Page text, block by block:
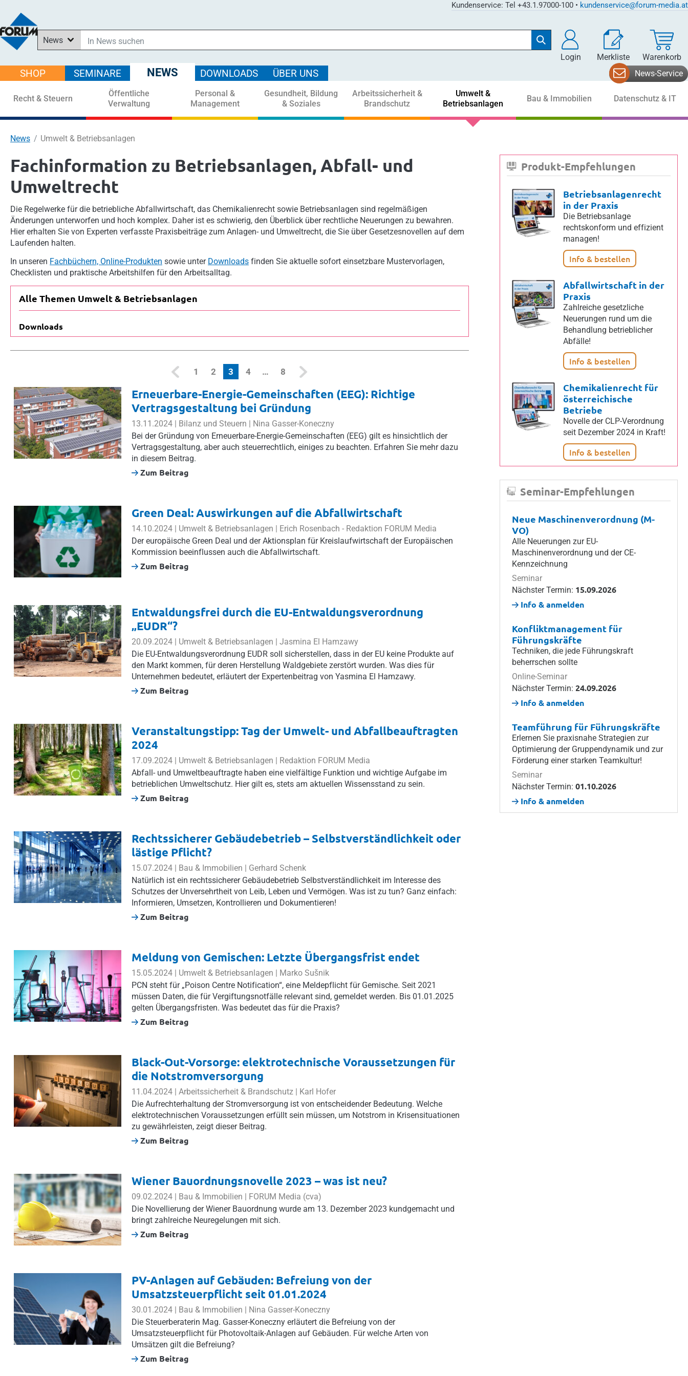
Kundenservice: Tel +43.1.97000-100 • kundenservice@forum-media.at
News
In Downloads suchen
Im Shop suchen
In Seminaren suchen
Login Merkliste Warenkorb
SHOP SEMINARE NEWS DOWNLOADS ÜBER UNS News-Service
Recht & Steuern
Öffentliche
Verwaltung
Personal &
Management
Gesundheit, Bildung
& Soziales
Arbeitssicherheit &
Brandschutz
Umwelt &
Betriebsanlagen
Bau & Immobilien Datenschutz & IT
News Umwelt & Betriebsanlagen
Fachinformation zu Betriebsanlagen, Abfall- und
Umweltrecht
Die Regelwerke für die betriebliche Abfallwirtschaft, das Chemikalienrecht sowie Betriebsanlagen sind regelmäßigen
Änderungen unterworfen und hoch komplex. Daher ist es schwierig, den Überblick über rechtliche Neuerungen zu bewahren.
Hier erhalten Sie von Experten verfasste Praxisbeiträge zum Anlagen- und Umweltrecht, die Sie über Gesetzesnovellen auf dem
Laufenden halten.
In unseren Fachbüchern, Online-Produkten sowie unter Downloads finden Sie aktuelle sofort einsetzbare Mustervorlagen,
Checklisten und praktische Arbeitshilfen für den Arbeitsalltag.
Alle Themen Umwelt & Betriebsanlagen
Downloads
1 2 3(current)
4 … 8
Erneuerbare-Energie-Gemeinschaften (EEG): Richtige
Vertragsgestaltung bei Gründung
13.11.2024 | Bilanz und Steuern |
Nina Gasser-Koneczny
Bei der Gründung von Erneuerbare-Energie-Gemeinschaften (EEG) gilt es hinsichtlich der
Vertragsgestaltung, aber auch steuerrechtlich, einiges zu beachten. Erfahren Sie mehr dazu
in diesem Beitrag.
Zum Beitrag
Green Deal: Auswirkungen auf die Abfallwirtschaft
14.10.2024 | Umwelt & Betriebsanlagen | Erich Rosenbach - Redaktion FORUM Media
Der europäische Green Deal und der Aktionsplan für Kreislaufwirtschaft der Europäischen
Kommission beeinflussen auch die Abfallwirtschaft.
Zum Beitrag
Entwaldungsfrei durch die EU-Entwaldungsverordnung
„EUDR“?
20.09.2024 | Umwelt & Betriebsanlagen | Jasmina El Hamzawy
Die EU-Entwaldungsverordnung EUDR soll sicherstellen, dass in der EU keine Produkte auf
den Markt kommen, für deren Herstellung Waldgebiete zerstört wurden. Was dies für
Unternehmen bedeutet, erläutert der Expertenbeitrag von Yasmina El Hamzawy.
Zum Beitrag
Veranstaltungstipp: Tag der Umwelt- und Abfallbeauftragten
2024
17.09.2024 | Umwelt & Betriebsanlagen | Redaktion FORUM Media
Abfall- und Umweltbeauftragte haben eine vielfältige Funktion und wichtige Aufgabe im
betrieblichen Umweltschutz. Hier gilt es, stets am aktuellen Wissensstand zu sein.
Zum Beitrag
Rechtssicherer Gebäudebetrieb – Selbstverständlichkeit oder
lästige Pflicht?
15.07.2024 | Bau & Immobilien | Gerhard Schenk
Natürlich ist ein rechtssicherer Gebäudebetrieb Selbstverständlichkeit im Interesse des
Schutzes der Unversehrtheit von Leib, Leben und Vermögen. Was ist zu tun? Ganz einfach:
Informieren, Umsetzen, Kontrollieren und Dokumentieren!
Zum Beitrag
Meldung von Gemischen: Letzte Übergangsfrist endet
15.05.2024 | Umwelt & Betriebsanlagen | Marko Sušnik
PCN steht für „Poison Centre Notification“, eine Meldepflicht für Gemische. Seit 2021
müssen Daten, die für Vergiftungsnotfälle relevant sind, gemeldet werden. Bis 01.01.2025
gelten Übergangsfristen. Was bedeutet das für die Praxis?
Zum Beitrag
Black-Out-Vorsorge: elektrotechnische Voraussetzungen für
die Notstromversorgung
11.04.2024 | Arbeitssicherheit & Brandschutz | Karl Hofer
Die Aufrechterhaltung der Stromversorgung ist von entscheidender Bedeutung. Welche
elektrotechnischen Voraussetzungen erfüllt sein müssen, um Notstrom in Krisensituationen
zu gewährleisten, zeigt dieser Beitrag.
Zum Beitrag
Wiener Bauordnungsnovelle 2023 – was ist neu?
09.02.2024 | Bau & Immobilien | FORUM Media (cva)
Die Novellierung der Wiener Bauordnung wurde am 13. Dezember 2023 kundgemacht und
bringt zahlreiche Neuregelungen mit sich.
Zum Beitrag
PV-Anlagen auf Gebäuden: Befreiung von der
Umsatzsteuerpflicht seit 01.01.2024
30.01.2024 | Bau & Immobilien | Nina Gasser-Koneczny
Die Steuerberaterin Mag. Gasser-Koneczny erläutert die Befreiung von der
Umsatzsteuerpflicht für Photovoltaik-Anlagen auf Gebäuden. Für welche Arten von
Umsätzen gilt die Befreiung?
Zum Beitrag
Produkt-Empfehlungen
Betriebsanlagenrecht
in der Praxis
Die Betriebsanlage
rechtskonform und effizient
managen!
Info & bestellen
Abfallwirtschaft in der
Praxis
Zahlreiche gesetzliche
Neuerungen rund um die
Behandlung betrieblicher
Abfälle!
Info & bestellen
Chemikalienrecht für
österreichische
Betriebe
Novelle der CLP-Verordnung
seit Dezember 2024 in Kraft!
Info & bestellen
Seminar-Empfehlungen
Neue Maschinenverordnung (M-
VO)
Alle Neuerungen zur EU-
Maschinenverordnung und der CE-
Kennzeichnung
Seminar
Nächster Termin: 15.09.2026
Info & anmelden
Konfliktmanagement für
Führungskräfte
Techniken, die jede Führungskraft
beherrschen sollte
Online-Seminar
Nächster Termin: 24.09.2026
Info & anmelden
Teamführung für Führungskräfte
Erlernen Sie praxisnahe Strategien zur
Optimierung der Gruppendynamik und zur
Förderung einer starken Teamkultur!
Seminar
Nächster Termin: 01.10.2026
Info & anmelden